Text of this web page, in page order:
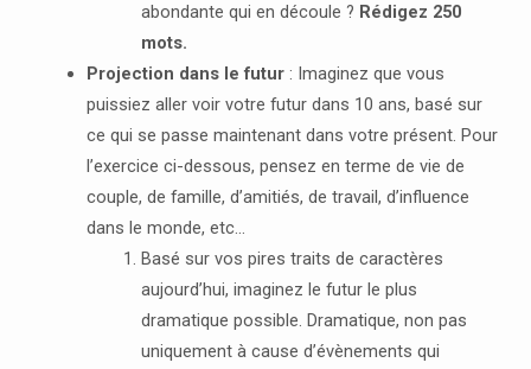
abondante qui en découle ? Rédigez 250
mots.
Projection dans le futur: Imaginez que vous
puissiez aller voir votre futur dans 10 ans, basé sur
ce qui se passe maintenant dans votre présent. Pour
l’exercice ci-dessous, pensez en terme de vie de
couple, de famille, d’amitiés, de travail, d’influence
dans le monde, etc…
Basé sur vos pires traits de caractères
aujourd’hui, imaginez le futur le plus
dramatique possible. Dramatique, non pas
uniquement à cause d’évènements qui